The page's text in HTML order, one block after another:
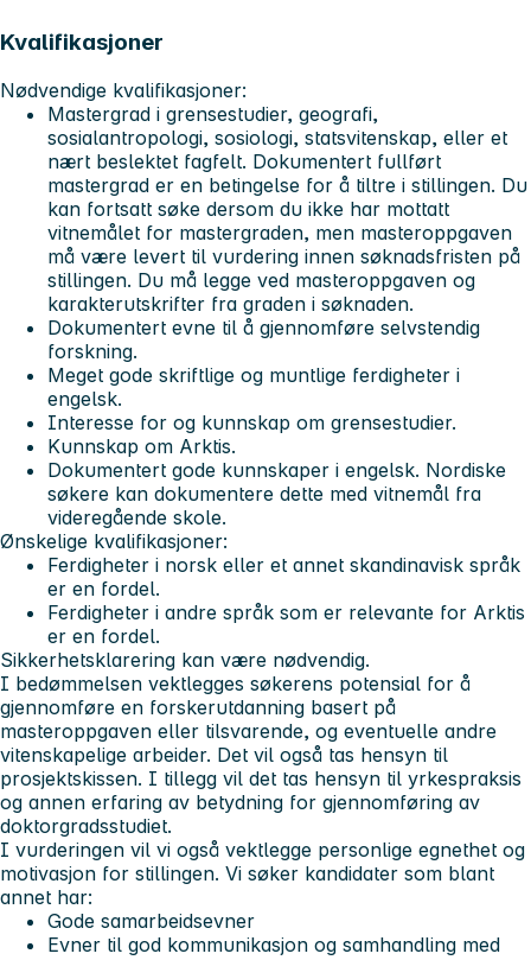
Kvalifikasjoner
Nødvendige kvalifikasjoner:
Mastergrad i grensestudier, geografi,
sosialantropologi, sosiologi, statsvitenskap, eller et
nært beslektet fagfelt. Dokumentert fullført
mastergrad er en betingelse for å tiltre i stillingen. Du
kan fortsatt søke dersom du ikke har mottatt
vitnemålet for mastergraden, men masteroppgaven
må være levert til vurdering innen søknadsfristen på
stillingen. Du må legge ved masteroppgaven og
karakterutskrifter fra graden i søknaden.
Dokumentert evne til å gjennomføre selvstendig
forskning.
Meget gode skriftlige og muntlige ferdigheter i
engelsk.
Interesse for og kunnskap om grensestudier.
Kunnskap om Arktis.
Dokumentert gode kunnskaper i engelsk. Nordiske
søkere kan dokumentere dette med vitnemål fra
videregående skole.
Ønskelige kvalifikasjoner:
Ferdigheter i norsk eller et annet skandinavisk språk
er en fordel.
Ferdigheter i andre språk som er relevante for Arktis
er en fordel.
Sikkerhetsklarering kan være nødvendig.
I bedømmelsen vektlegges søkerens potensial for å
gjennomføre en forskerutdanning basert på
masteroppgaven eller tilsvarende, og eventuelle andre
vitenskapelige arbeider. Det vil også tas hensyn til
prosjektskissen. I tillegg vil det tas hensyn til yrkespraksis
og annen erfaring av betydning for gjennomføring av
doktorgradsstudiet.
I vurderingen vil vi også vektlegge personlige egnethet og
motivasjon for stillingen. Vi søker kandidater som blant
annet har:
Gode samarbeidsevner
Evner til god kommunikasjon og samhandling med